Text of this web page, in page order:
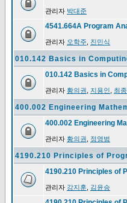
관리자 박대준
4541.664A Program
관리자 오학주 진민식
010.142 Basics in
010.142 Basics in
관리자 황의권 지용인 최
400.002 Engineering
400.002 Engineering
관리자 황의권 정영범
4190.210 Principles of
4190.210 Principles of
관리자 강지훈 김윤승